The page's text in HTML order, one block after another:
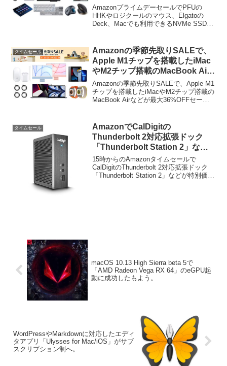
用できるNVMe SSDやメモリが特
別価格で販売中。
AmazonプライムデーセールでPFUの
HHKやロジクールのマウス、Elgatoの
Deck、Macでも利用できるNVMe SSDや
タイムセール
Amazonの季節先取りSALEで、
Apple M1チップを搭載したiMac
やM2チップ搭載のMacBook Air
などが最大36%OFFとなるApple
製品がお買い得セールが開催中。
Amazonの季節先取りSALEで、Apple M1
チップを搭載したiMacやM2チップ搭載の
MacBook Airなどが最大36%OFFセール
タイムセール
AmazonでCalDigitの
Thunderbolt 2対応拡張ドック
「Thunderbolt Station 2」など
がタイムセール中。
15時からのAmazonタイムセールで
CalDigitのThunderbolt 2対応拡張ドック
「Thunderbolt Station 2」などが特別価格
macOS 10.13 High Sierra beta 5で
「AMD Radeon Vega RX 64」のeGPU起
動に成功したもよう。
WordPressやMarkdownに対応したエディ
タアプリ「Ulysses for Mac/iOS」がサブ
スクリプション制へ。